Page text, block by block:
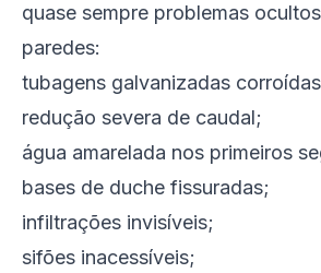
quase sempre problemas
paredes:
tubagens galvanizadas
redução severa de caudal;
água amarelada nos primeiros
bases de duche fissuradas;
infiltrações invisíveis;
sifões inacessíveis;